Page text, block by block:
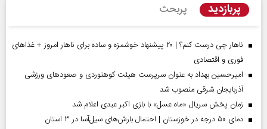
پربازدید پربحث
ناهار چی درست کنم؟ | ۲۰ پیشنهاد خوشمزه و ساده برای ناهار امروز + غذاهای
فوری و اقتصادی
امیرحسین بهداد به عنوان سرپرست هیئت کوهنوردی و صعودهای ورزشی
آذربایجان شرقی منصوب شد
زمان پخش سریال «ماه عسل» با بازی اکبر عبدی اعلام شد
دمای ۵۰ درجه در خوزستان | احتمال بارش‌های سیل‌آسا در ۳ استان